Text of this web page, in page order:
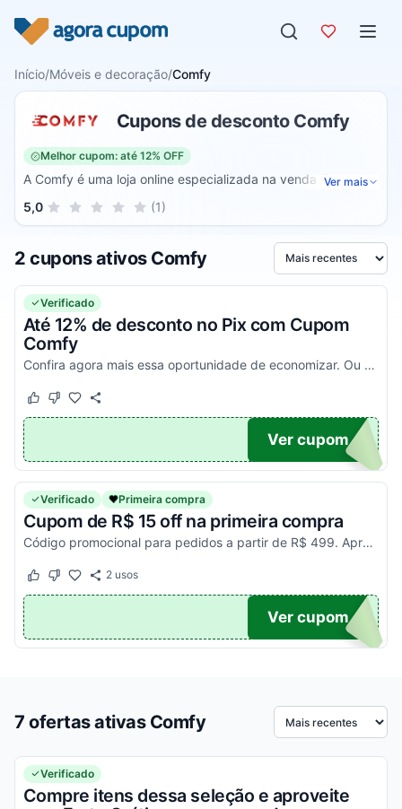
Início/Móveis e decoração/Comfy
Cupons de desconto Comfy
Melhor cupom: até 12% OFF
A Comfy é uma loja online especializada na venda de
cadeiras. Dessa forma, você pode adquirir os mais variados
tipos possíveis para decorar o seu ambiente e contar com
encontra produtos de alta qualidade.
Ver mais
5,0Sua nota para Comfy, de 1 a 5 estrelas
5 estrelas
4 estrelas
3 estrelas
2 estrelas
1 estrela (1)
2 cupons ativos Comfy Ordenar por
Verificado
Até 12% de desconto no Pix com Cupom
Comfy
Confira agora mais essa oportunidade de economizar. Ou 1x Cartão ou Boleto com 5%. Desconto já ativo, não é necessário aplicar código promocional!
Este cupom funcionou
Este cupom não funcionou
TICO
Ver cupom
Verificado Primeira compra
Cupom de R$ 15 off na primeira compra
Código promocional para pedidos a partir de R$ 499. Aproveite!
Este cupom funcionou
Este cupom não funcionou
2usos
MPRA
Ver cupom
7 ofertas ativas Comfy Ordenar por
Verificado
Compre itens dessa seleção e aproveite